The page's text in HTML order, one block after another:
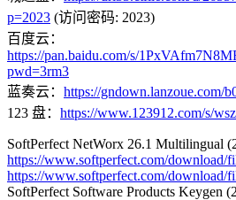
p=2023 (访问密码: 2023)
百度云：
https://pan.baidu.com/s/
pwd=3rm3
蓝奏云： https://gndown.lanzoue.com/
123 盘： https://www.123912.com/s/
SoftPerfect NetWorx 26.1 Multilingual
https://www.softperfect.com/download/
https://www.softperfect.com/download/
SoftPerfect Software Products Keygen